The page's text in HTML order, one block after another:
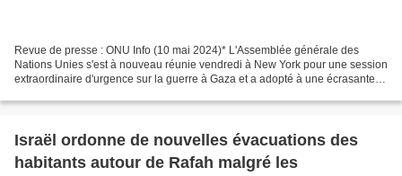
Revue de presse : ONU Info (10 mai 2024)* L'Assemblée générale des
Nations Unies s'est à nouveau réunie vendredi à New York pour une session
extraordinaire d'urgence sur la guerre à Gaza et a adopté à une écrasante
Israël ordonne de nouvelles évacuations des
habitants autour de Rafah malgré les